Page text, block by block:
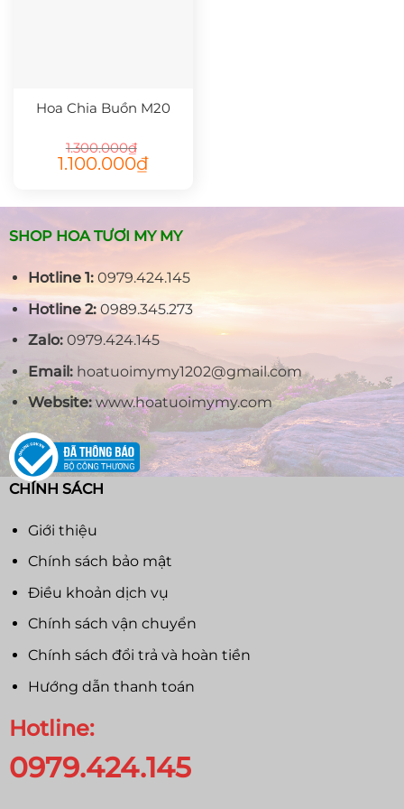
Hoa Chia Buồn M20
1.300.000₫
Giá
gốc
1.100.000₫Giá
1.100.000₫.
SHOP HOA TƯƠI MY MY
Hotline 1:0979.424.145
Hotline 2:0989.345.273
Zalo:0979.424.145
Email:hoatuoimymy1202@gmail.com
Website:www.hoatuoimymy.com
CHÍNH SÁCH
Giới thiệu
Chính sách bảo mật
Điều khoản dịch vụ
Chính sách vận chuyển
Chính sách đổi trả và hoàn tiền
Hướng dẫn thanh toán
Hotline:
0979.424.145